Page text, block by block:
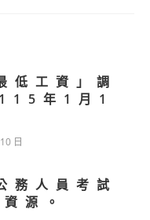
低工資」調
年1月1
日
務人員考試
源。